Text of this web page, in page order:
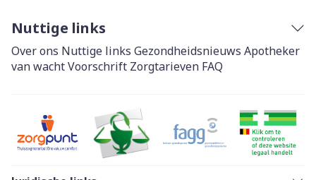
Nuttige links
Over ons Nuttige links Gezondheidsnieuws Apotheker
van wachtVoorschrift Zorgtarieven FAQ